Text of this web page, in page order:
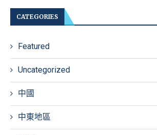
CATEGORIES
Featured
Uncategorized
中國
中東地區